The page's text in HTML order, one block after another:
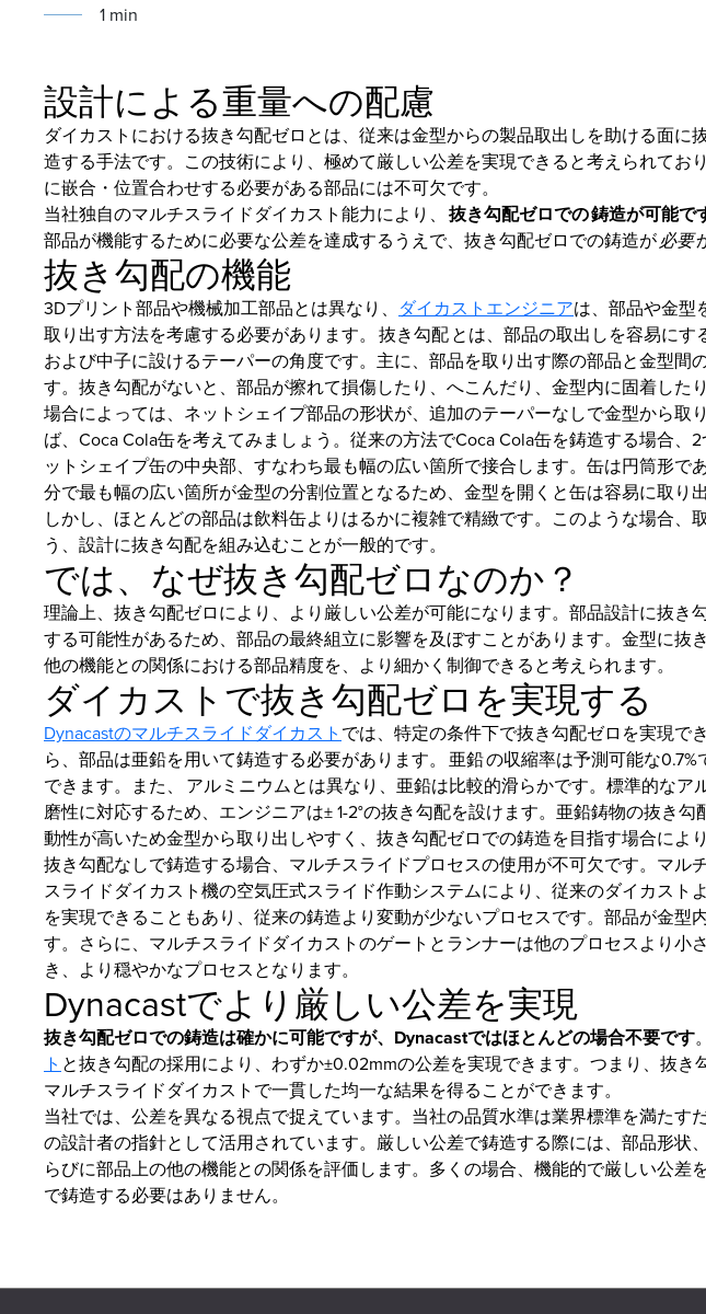
1 min
設計による重量への配慮
ダイカストにおける抜き勾配ゼロとは、従来は金型からの製品取出しを助ける面に
造する手法です。この技術により、極めて厳しい公差を実現できると考えられてお
に嵌合・位置合わせする必要がある部品には不可欠です。
当社独自のマルチスライドダイカスト能力により、 抜き勾配ゼロでの鋳造が可能で
部品が機能するために必要な公差を達成するうえで、抜き勾配ゼロでの鋳造が必要
抜き勾配の機能
3Dプリント部品や機械加工部品とは異なり、 ダイカストエンジニアは、部品や金型
取り出す方法を考慮する必要があります。 抜き勾配 とは、部品の取出しを容易に
および中子に設けるテーパーの角度です。主に、部品を取り出す際の部品と金型間
す。抜き勾配がないと、部品が擦れて損傷したり、へこんだり、金型内に固着した
場合によっては、ネットシェイプ部品の形状が、追加のテーパーなしで金型から取
ば、Coca Cola缶を考えてみましょう。従来の方法でCoca Cola缶を鋳造する場合、
ットシェイプ缶の中央部、すなわち最も幅の広い箇所で接合します。缶は円筒形で
分で最も幅の広い箇所が金型の分割位置となるため、金型を開くと缶は容易に取り出
しかし、ほとんどの部品は飲料缶よりはるかに複雑で精緻です。このような場合、
う、設計に抜き勾配を組み込むことが一般的です。
では、なぜ抜き勾配ゼロなのか？
理論上、抜き勾配ゼロにより、より厳しい公差が可能になります。部品設計に抜き
する可能性があるため、部品の最終組立に影響を及ぼすことがあります。金型に抜
他の機能との関係における部品精度を、より細かく制御できると考えられます。
ダイカストで抜き勾配ゼロを実現する
Dynacastのマルチスライドダイカスト では、特定の条件下で抜き勾配ゼロを実現で
ら、部品は亜鉛を用いて鋳造する必要があります。 亜鉛 の収縮率は予測可能な
できます。また、 アルミニウムとは異なり、亜鉛は比較的滑らかです。標準的なア
磨性に対応するため、エンジニアは± 1-2°の抜き勾配を設けます。亜鉛鋳物の抜き
動性が高いため金型から取り出しやすく、抜き勾配ゼロでの鋳造を目指す場合によ
抜き勾配なしで鋳造する場合、マルチスライドプロセスの使用が不可欠です。マル
スライドダイカスト機の空気圧式スライド作動システムにより、従来のダイカスト
を実現できることもあり、従来の鋳造より変動が少ないプロセスです。部品が金型
す。さらに、マルチスライドダイカストのゲートとランナーは他のプロセスより小
き、より穏やかなプロセスとなります。
Dynacastでより厳しい公差を実現
抜き勾配ゼロでの鋳造は確かに可能ですが、Dynacastではほとんどの場合不要です。
ト と抜き勾配の採用により、わずか±0.02mmの公差を実現できます。つまり、抜き
マルチスライドダイカストで一貫した均一な結果を得ることができます。
当社では、公差を異なる視点で捉えています。当社の品質水準は業界標準を満たす
の設計者の指針として活用されています。厳しい公差で鋳造する際には、部品形状
らびに部品上の他の機能との関係を評価します。多くの場合、機能的で厳しい公差
で鋳造する必要はありません。